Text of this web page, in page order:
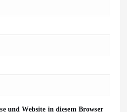
und Website in diesem Browser